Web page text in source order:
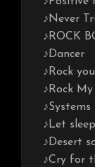
♪Never
♪ROCK
♪Dancer
♪Rock
♪Rock
♪Systems
♪Let
♪Desert
♪Cry for